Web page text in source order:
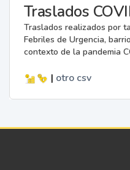
Traslados
Traslados realizados por
Febriles de Urgencia,
contexto de la pandemia
| otro csv